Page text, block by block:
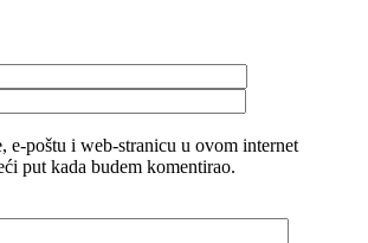
e-poštu i web-stranicu u ovom internet
put kada budem komentirao.